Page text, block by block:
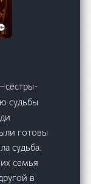
судьбы
готовы
судьба.
семья
в